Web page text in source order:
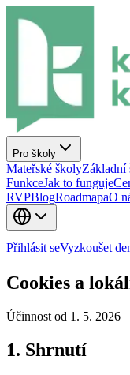
Pro školy
Mateřské školyZákladní
FunkceJak to funguje
RVPBlogRoadmapaO
Přihlásit seVyzkoušet
Cookies a
Účinnost od 1. 5. 2026
1. Shrnutí